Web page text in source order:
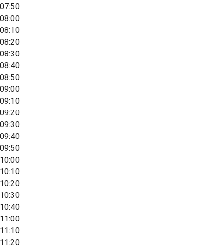
07:50
08:00
08:10
08:20
08:30
08:40
08:50
09:00
09:10
09:20
09:30
09:40
09:50
10:00
10:10
10:20
10:30
10:40
11:00
11:10
11:20